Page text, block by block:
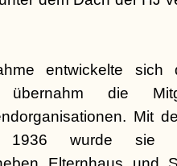
entwickelte
übernahm die
Mit
1936 wurde sie